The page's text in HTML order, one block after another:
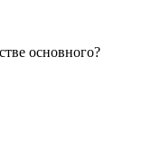
основного?